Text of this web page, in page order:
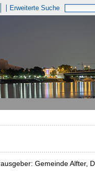
Erweiterte Suche
Gemeinde Alfter,